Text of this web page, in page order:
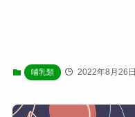
哺乳類 2022年8月26日